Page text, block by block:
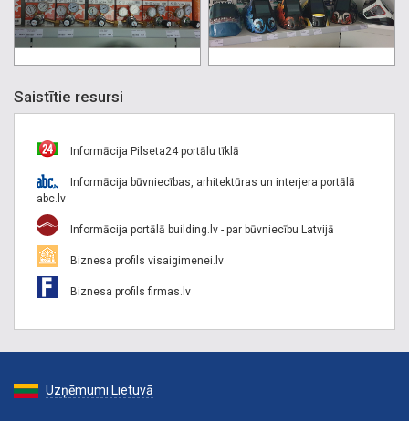
Saistītie resursi
Informācija Pilseta24 portālu tīklā
Informācija būvniecības, arhitektūras un interjera portālā
abc.lv
Informācija portālā building.lv - par būvniecību Latvijā
Biznesa profils visaigimenei.lv
Biznesa profils firmas.lv
Uzņēmumi Lietuvā